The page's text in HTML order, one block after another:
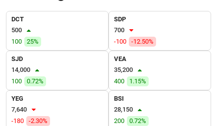
DCT
500
100
25%
SDP
700
-100
-12.50%
SJD
14,000
100
0.72%
VEA
35,200
400
1.15%
YEG
7,640
-180
-2.30%
BSI
28,150
200
0.72%
CÔNG
NGHỆ
THÔNG
TIN
DỊCH